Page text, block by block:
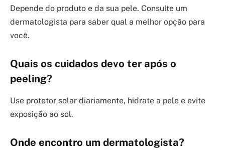
Depende do produto e da sua pele. Consulte um
dermatologista para saber qual a melhor opção para
você.
Quais os cuidados devo ter após o
peeling?
Use protetor solar diariamente, hidrate a pele e evite
exposição ao sol.
Onde encontro um dermatologista?